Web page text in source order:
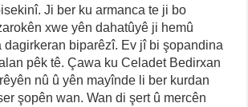
Ji ber ku armanca te ji bo
xwe yên dahatûyê ji hemû
dagirkeran biparêzî. Ev jî bi şopandina
pêk tê. Çawa ku Celadet Bedirxan
nû û yên mayînde li ber kurdan
şopên wan. Wan di şert û mercên